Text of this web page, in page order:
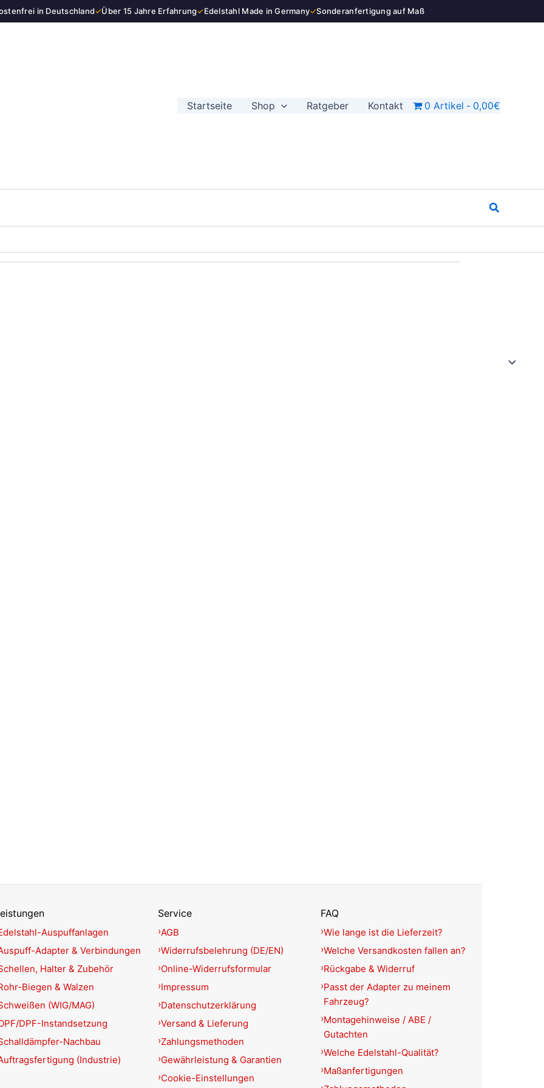
in Deutschland✓Über 15 Jahre Erfahrung✓Edelstahl Made in Germany✓Sonderanfertigung auf Maß
Startseite Shop Ratgeber Kontakt 0 Artikel 0,00€
Suchen
Auspuffanlagen
Adapter & Verbindungen
Halter & Zubehör
Biegen & Walzen
(WIG/MAG)
DPF-Instandsetzung
Nachbau
(Industrie)
Service
AGB
Widerrufsbelehrung (DE/EN)
Online-Widerrufsformular
Impressum
Datenschutzerklärung
Versand & Lieferung
Zahlungsmethoden
Gewährleistung & Garantien
Cookie-Einstellungen
FAQ
Wie lange ist die Lieferzeit?
Welche Versandkosten fallen an?
Rückgabe & Widerruf
Passt der Adapter zu meinem
Fahrzeug?
Montagehinweise / ABE /
Gutachten
Welche Edelstahl-Qualität?
Maßanfertigungen